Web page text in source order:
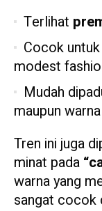
Terlihat
Cocok
modest
Mudah
maupun
Tren ini juga
minat pada
warna yang
sangat cocok